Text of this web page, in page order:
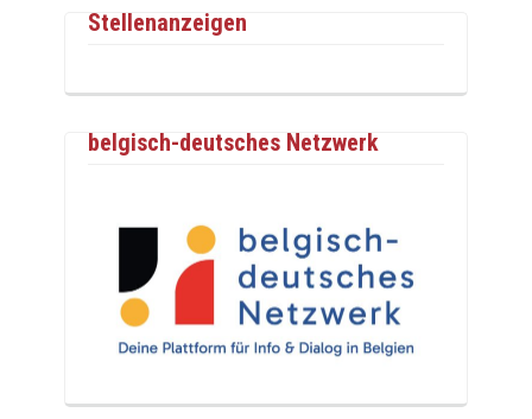
Stellenanzeigen
belgisch-deutsches Netzwerk